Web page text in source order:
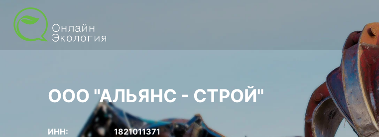
ООО "АЛЬЯНС - СТРОЙ"
ИНН: 1821011371